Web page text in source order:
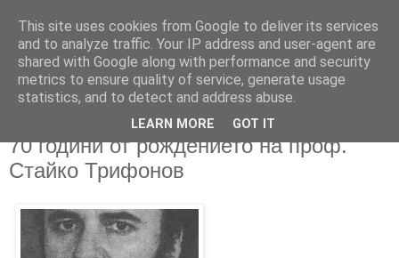
70 години от рождението на проф.
Стайко Трифонов
This site uses cookies from Google to deliver its services
and to analyze traffic. Your IP address and user-agent are
shared with Google along with performance and security
metrics to ensure quality of service, generate usage
statistics, and to detect and address abuse.
LEARN MORE GOT IT